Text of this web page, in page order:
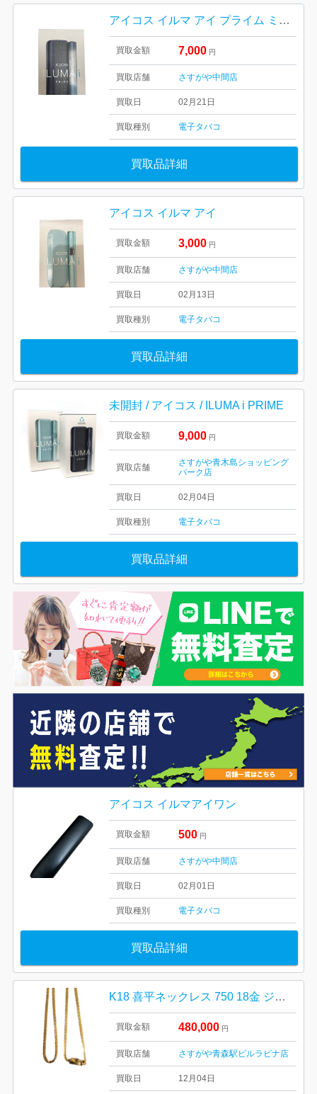
アイコス イルマ アイ プライム ミッドナイトブラック
買取金額 7,000 円
買取店舗 さすがや中間店
買取日 02月21日
買取種別 電子タバコ
買取品詳細
アイコス イルマ アイ
買取金額 3,000 円
買取店舗 さすがや中間店
買取日 02月13日
買取種別 電子タバコ
買取品詳細
未開封 / アイコス / ILUMA i PRIME
買取金額 9,000 円
買取店舗
さすがや青木島ショッピング
パーク店
買取日 02月04日
買取種別 電子タバコ
買取品詳細
アイコス イルマアイワン
買取金額 500 円
買取店舗 さすがや中間店
買取日 02月01日
買取種別 電子タバコ
買取品詳細
K18 喜平ネックレス 750 18金 ジュエリー アクセサリー ゴールド
買取金額 480,000 円
買取店舗 さすがや青森駅ビルラビナ店
買取日 12月04日